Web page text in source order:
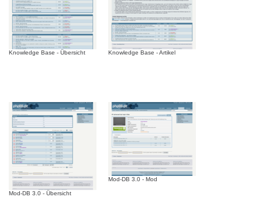
Knowledge Base - Übersicht Knowledge Base - Artikel
Mod-DB 3.0 - Übersicht
Mod-DB 3.0 - Mod